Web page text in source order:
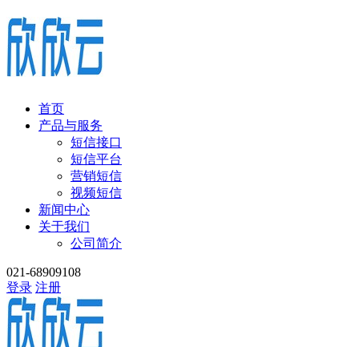
首页
产品与服务
短信接口
短信平台
营销短信
视频短信
新闻中心
关于我们
公司简介
021-68909108
登录 注册